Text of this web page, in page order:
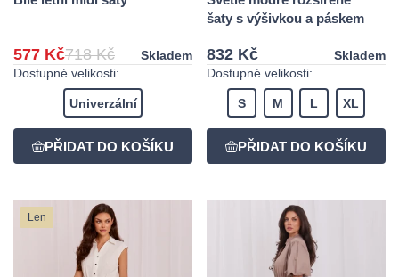
577 Kč718 Kč
Skladem
Dostupné velikosti:
Univerzální
šaty s výšivkou a páskem
832 Kč
Skladem
Dostupné velikosti:
S M L XL
Len